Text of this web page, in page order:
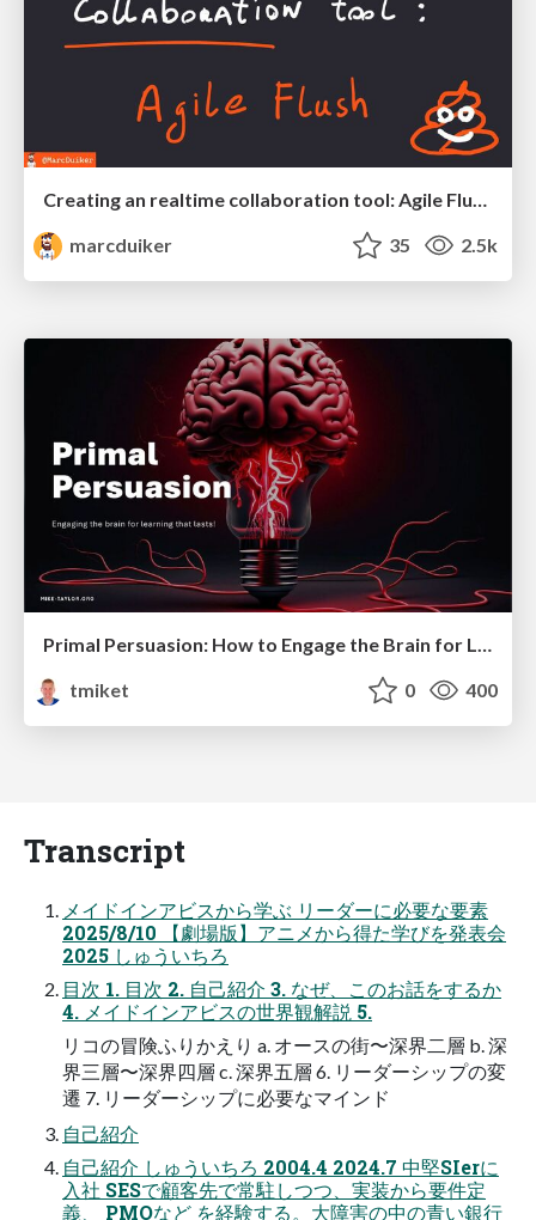
Creating an realtime collaboration tool: Agile Flush - .NET Oxford
marcduiker
35 2.5k
Primal Persuasion: How to Engage the Brain for Learning That Lasts
tmiket
0 400
Transcript
メイドインアビスから学ぶ リーダーに必要な要素
2025/8/10 【劇場版】アニメから得た学びを発表会
2025 しゅういちろ
目次 1. 目次 2. 自己紹介 3. なぜ、このお話をするか
4. メイドインアビスの世界観解説 5.
リコの冒険ふりかえり a. オースの街〜深界二層 b. 深
界三層〜深界四層 c. 深界五層 6. リーダーシップの変
遷 7. リーダーシップに必要なマインド
自己紹介
自己紹介 しゅういちろ 2004.4 2024.7 中堅SIerに
入社 SESで顧客先で常駐しつつ、実装から要件定
義、 PMOなど を経験する。大障害の中の青い銀行